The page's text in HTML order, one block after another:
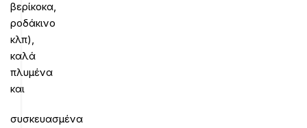
βερίκοκα,
ροδάκινο
κλπ),
καλά
πλυμένα
και
συσκευασμένα